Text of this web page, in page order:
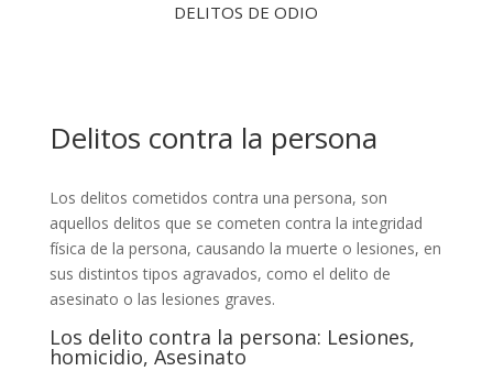
DELITOS DE ODIO
Delitos contra la persona
Los delitos cometidos contra una persona, son
aquellos delitos que se cometen contra la integridad
física de la persona, causando la muerte o lesiones, en
sus distintos tipos agravados, como el delito de
asesinato o las lesiones graves.
Los delito contra la persona: Lesiones,
homicidio, Asesinato